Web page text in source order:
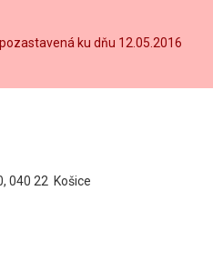
ku dňu 12.05.2016
040 22 Košice